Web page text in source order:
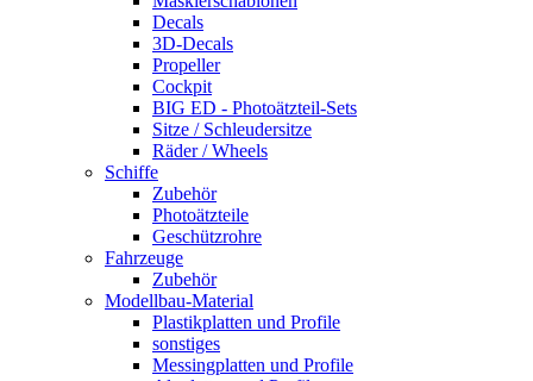
Decals
3D-Decals
Propeller
Cockpit
BIG ED - Photoätzteil-Sets
Sitze / Schleudersitze
Räder / Wheels
Schiffe
Zubehör
Photoätzteile
Geschützrohre
Fahrzeuge
Zubehör
Modellbau-Material
Plastikplatten und Profile
sonstiges
Messingplatten und Profile